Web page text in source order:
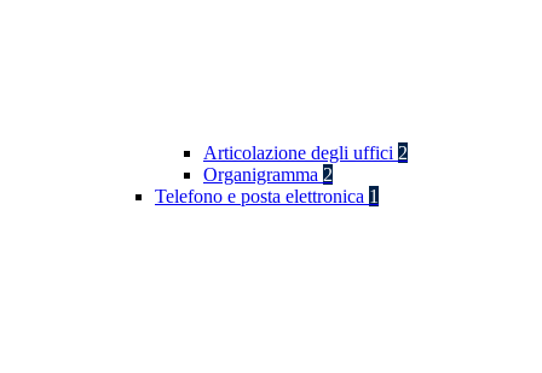
Articolazione degli uffici 2
Organigramma 2
Telefono e posta elettronica 1